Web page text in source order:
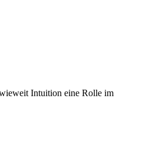
Intuition eine Rolle im